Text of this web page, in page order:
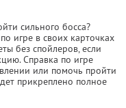
сильного босса?
игре в своих карточках
без спойлеров, если
Справка по игре
или помочь пройти
прикреплено полное